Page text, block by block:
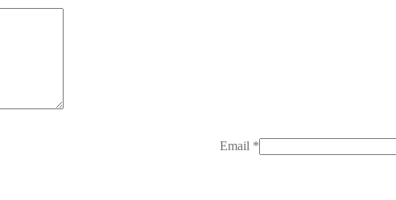
Email *